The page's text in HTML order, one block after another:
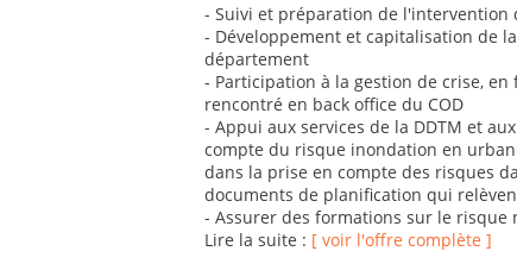
- Suivi et préparation de l'intervention
- Développement et capitalisation de
département
- Participation à la gestion de crise,
rencontré en back office du COD
- Appui aux services de la DDTM et
compte du risque inondation en
dans la prise en compte des risques
documents de planification qui
- Assurer des formations sur le risque
Lire la suite : [ voir l'offre complète ]